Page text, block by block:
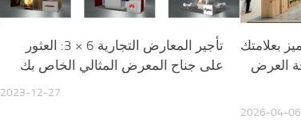
تأجير المعارض التجارية 6 × 3: العثور
على جناح المعرض المثالي الخاص بك
2023-12-27
للأخشاب 2026: تميز بعلامتك
العرض
2026-04-06